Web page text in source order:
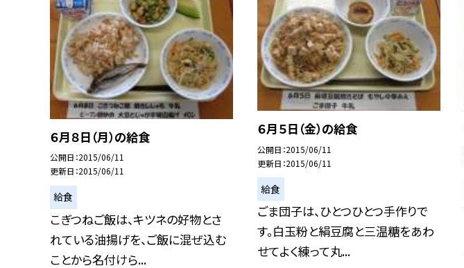
６月８日（月）の給食
公開日 2015/06/11
更新日 2015/06/11
給食
こぎつねご飯は、キツネの好物とさ
れている油揚げを、ご飯に混ぜ込む
ことから名付けら...
６月５日（金）の給食
公開日 2015/06/11
更新日 2015/06/11
給食
ごま団子は、ひとつひとつ手作りで
す。白玉粉と絹豆腐と三温糖をあわ
せてよく練って丸...